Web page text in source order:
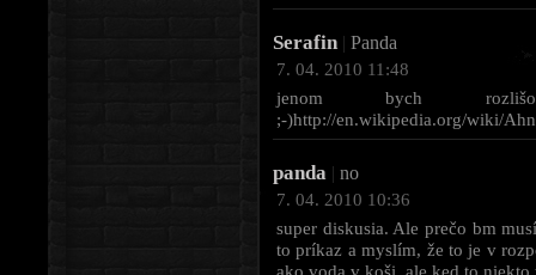
Serafin | Panda
7. 04. 2010 11:48
jenom bych
;-)http://en.wikipedia.org/wiki/
panda | no
7. 04. 2010 10:36
super diskusia. Ale prečo bm
to príkaz a myslím, že to je v
ako voda v koši, ale ked to